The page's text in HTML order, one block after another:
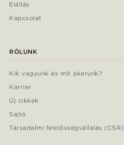
Elállás
Kapcsolat
RÓLUNK
Kik vagyunk és mit akarunk?
Karrier
Új cikkek
Sajtó
Társadalmi felelősségvállalás (CSR)